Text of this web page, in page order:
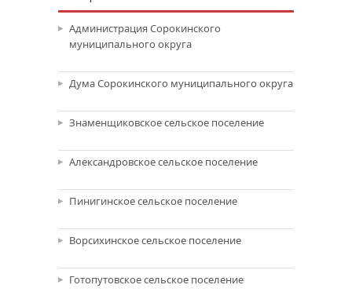
Администрация Сорокинского
муниципального округа
Дума Сорокинского муниципального округа
Знаменщиковское сельское поселение
Александровское сельское поселение
Пинигинское сельское поселение
Ворсихинское сельское поселение
Готопутовское сельское поселение